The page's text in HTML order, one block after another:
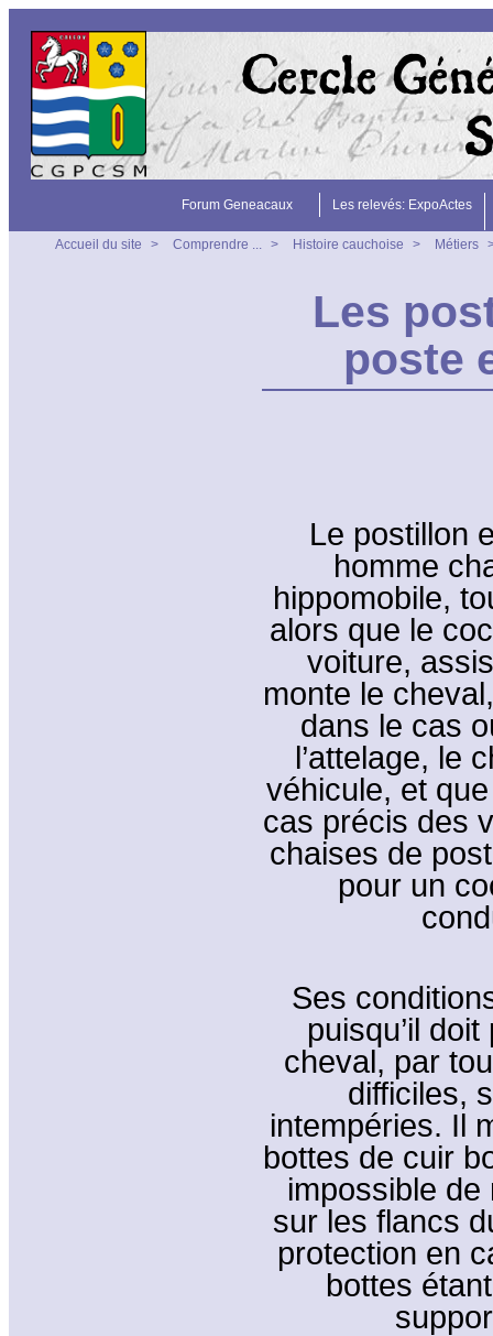
Forum Geneacaux Les relevés: ExpoActes
Accueil du site > Comprendre ... > Histoire cauchoise > Métiers
Les
poste
Le postillon
homme
hippomobile,
alors que le
voiture,
monte le
dans le cas
l’attelage, le
véhicule, et
cas précis des
chaises de
pour un
Ses
puisqu’il
cheval, par
difficiles,
intempéries. Il
bottes de cuir
impossible
sur les flancs
protection en
bottes